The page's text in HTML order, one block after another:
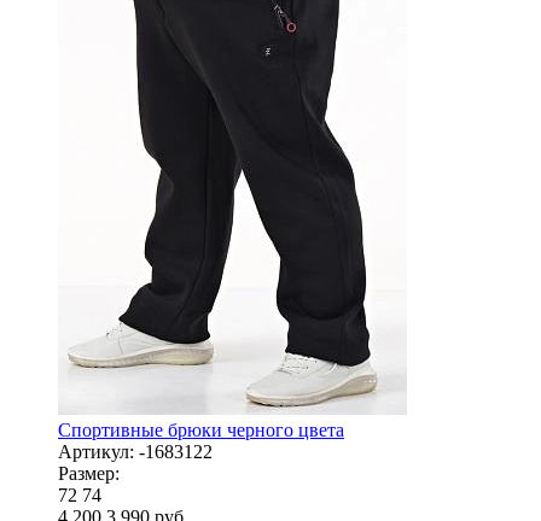
Спортивные брюки черного цвета
Артикул: -1683122
Размер:
72 74